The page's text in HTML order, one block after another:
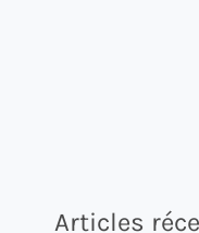
Articles